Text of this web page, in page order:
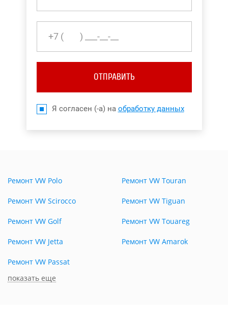
ОТПРАВИТЬ
Я согласен (-а) на обработку данных
Ремонт VW Polo
Ремонт VW Scirocco
Ремонт VW Golf
Ремонт VW Jetta
Ремонт VW Passat
Ремонт VW Touran
Ремонт VW Tiguan
Ремонт VW Touareg
Ремонт VW Amarok
показать еще